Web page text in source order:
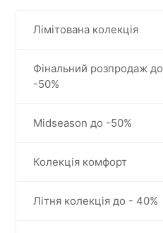
Лімітована колекція
Фінальний розпродаж до
-50%
Midseason до -50%
Колекція комфорт
Літня колекція до - 40%